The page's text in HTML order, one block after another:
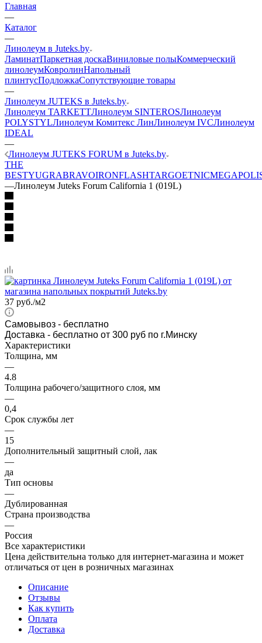
Главная
—
Каталог
—
Линолеум в Juteks.by
ЛаминатПаркетная доскаВиниловые полыКоммерческий
линолеумКовролинНапольный
плинтусПодложкаСопутствующие товары
—
Линолеум JUTEKS в Juteks.by
Линолеум TARKETTЛинолеум SINTEROSЛинолеум
POLYSTYLЛинолеум Комитекс ЛинЛинолеум IVCЛинолеум
IDEAL
—
Линолеум JUTEKS FORUM в Juteks.by
THE
BESTYUGRABRAVOIRONFLASHTARGOETNIC
—Линолеум Juteks Forum California 1 (019L)
37 руб./м2
Самовывоз - бесплатно
Доставка - бесплатно от 300 руб по г.Минску
Характеристики
Толщина, мм
—
4.8
Толщина рабочего/защитного слоя, мм
—
0,4
Срок службы лет
—
15
Дополнительный защитный слой, лак
—
да
Тип основы
—
Дублированная
Страна производства
—
Россия
Все характеристики
Цена действительна только для интернет-магазина и может
отличаться от цен в розничных магазинах
Описание
Отзывы
Как купить
Оплата
Доставка